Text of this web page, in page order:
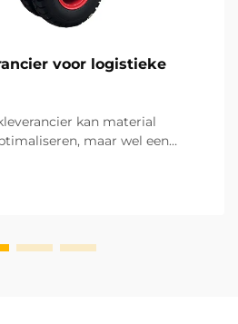
voor logistieke
kan material
maar wel een
Op basis van onze jarenlange
ter plaatse in verschillende